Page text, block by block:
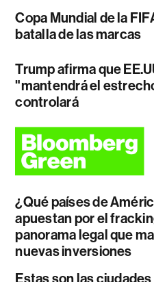
Copa Mundial de la
batalla de las marcas
Trump afirma que
"mantendrá el
controlará
¿Qué países de
apuestan por el
panorama legal que
nuevas inversiones